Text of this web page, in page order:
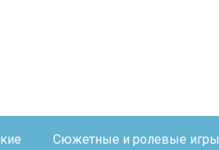
Сюжетные и ролевые игры